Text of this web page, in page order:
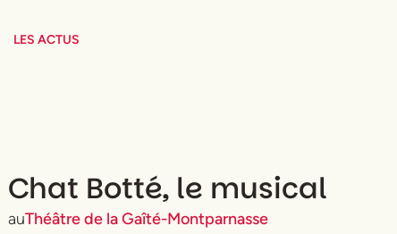
LES ACTUS
Chat Botté, le musical
auThéâtre de la Gaîté-Montparnasse